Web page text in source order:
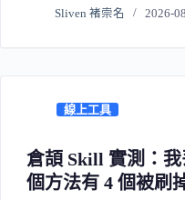
Sliven 褚崇名 2026-
線上工具
倉頡 Skill 實測：
個方法有 4 個被刷